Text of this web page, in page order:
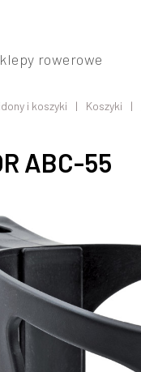
rowerowe
i koszyki Koszyki
ABC-55